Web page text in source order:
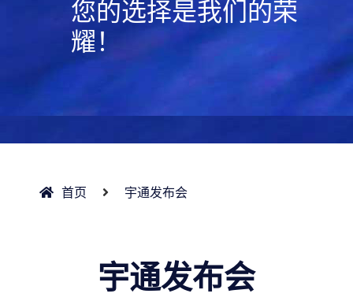
您的选择是我们的荣
耀！
首页 宇通发布会
宇通发布会